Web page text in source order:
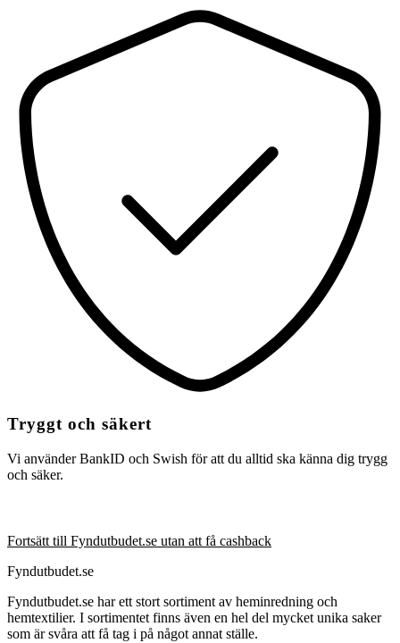
Tryggt och säkert
Vi använder BankID och Swish för att du alltid ska känna dig trygg
och säker.
Fortsätt till Fyndutbudet.se utan att få cashback
Fyndutbudet.se
Fyndutbudet.se har ett stort sortiment av heminredning och
hemtextilier. I sortimentet finns även en hel del mycket unika saker
som är svåra att få tag i på något annat ställe.